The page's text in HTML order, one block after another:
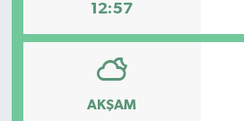
12:57
AKŞAM